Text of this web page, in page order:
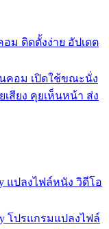
ม ติดตั้งง่าย อัปเดต
คอม เปิดใช้ขณะนั่ง
สียง คุยเห็นหน้า ส่ง
แปลงไฟล์หนัง วิดีโอ
โปรแกรมแปลงไฟล์